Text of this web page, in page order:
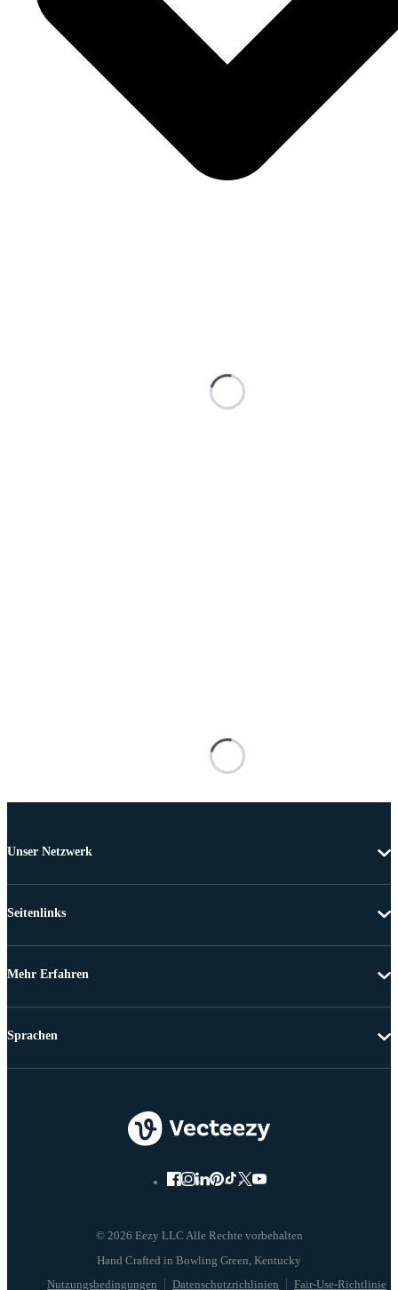
Unser Netzwerk
Seitenlinks
Mehr Erfahren
© 2026 Eezy LLC Alle Rechte vorbehalten
Nutzungsbedingungen Datenschutzrichlinien Fair-Use-Richtlinie
Sprachen